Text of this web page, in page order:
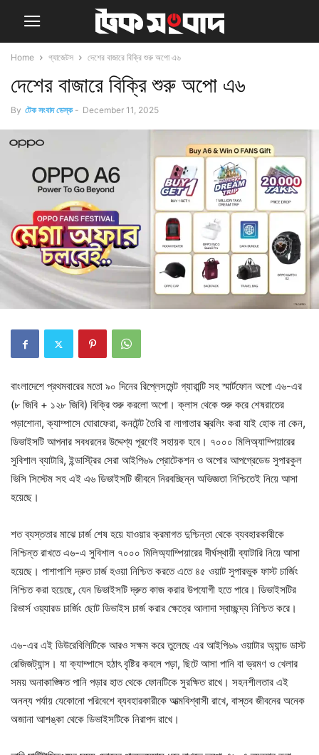
Home গ্যাজেটস দেশের বাজারে বিক্রি শুরু অপো এ৬
দেশের বাজারে বিক্রি শুরু অপো এ৬
By টেক সংবাদ ডেস্ক - December 11, 2025
বাংলাদেশে প্রথমবারের মতো ৯০ দিনের রিপ্লেসমেন্ট গ্যারান্টি সহ স্মার্টফোন অপো এ৬-এর
(৮ জিবি + ১২৮ জিবি) বিক্রি শুরু করলো অপো। ক্লাস থেকে শুরু করে শেষরাতের
পড়াশোনা, ক্যাম্পাসে ঘোরাফেরা, কনটেন্ট তৈরি বা লাগাতার স্ক্রলিং করা যাই হোক না কেন,
ডিভাইসটি আপনার সবধরনের উদ্দেশ্য পূরণেই সহায়ক হবে। ৭০০০ মিলিঅ্যাম্পিয়ারের
সুবিশাল ব্যাটারি, ইন্ডাস্ট্রির সেরা আইপি৬৯ প্রোটেকশন ও অপোর আপগ্রেডেড সুপারকুল
ভিসি সিস্টেম সহ এই এ৬ ডিভাইসটি জীবনে নিরবচ্ছিন্ন অভিজ্ঞতা নিশ্চিতেই নিয়ে আসা
হয়েছে।
শত ব্যস্ততার মাঝে চার্জ শেষ হয়ে যাওয়ার ক্রমাগত দুশ্চিন্তা থেকে ব্যবহারকারীকে
নিশ্চিন্ত রাখতে এ৬-এ সুবিশাল ৭০০০ মিলিঅ্যাম্পিয়ারের দীর্ঘস্থায়ী ব্যাটারি নিয়ে আসা
হয়েছে। পাশাপাশি দ্রুত চার্জ হওয়া নিশ্চিত করতে এতে ৪৫ ওয়াট সুপারভুক ফাস্ট চার্জিং
নিশ্চিত করা হয়েছে, যেন ডিভাইসটি দ্রুত কাজ করার উপযোগী হতে পারে। ডিভাইসটির
রিভার্স ওয়্যারড চার্জিং ছোট ডিভাইস চার্জ করার ক্ষেত্রে আলাদা স্বাচ্ছন্দ্য নিশ্চিত করে।
এ৬-এর এই ডিউরেবিলিটিকে আরও সক্ষম করে তুলেছে এর আইপি৬৯ ওয়াটার অ্যান্ড ডাস্ট
রেজিজট্যান্স। যা ক্যাম্পাসে হঠাৎ বৃষ্টির কবলে পড়া, ছিটে আসা পানি বা ভ্রমণ ও খেলার
সময় অনাকাঙ্ক্ষিত পানি পড়ার হাত থেকে ফোনটিকে সুরক্ষিত রাখে। সহনশীলতার এই
অনন্য পর্যায় যেকোনো পরিবেশে ব্যবহারকারীকে আত্মবিশ্বাসী রাখে, বাস্তব জীবনের অনেক
অজানা আশঙ্কা থেকে ডিভাইসটিকে নিরাপদ রাখে।